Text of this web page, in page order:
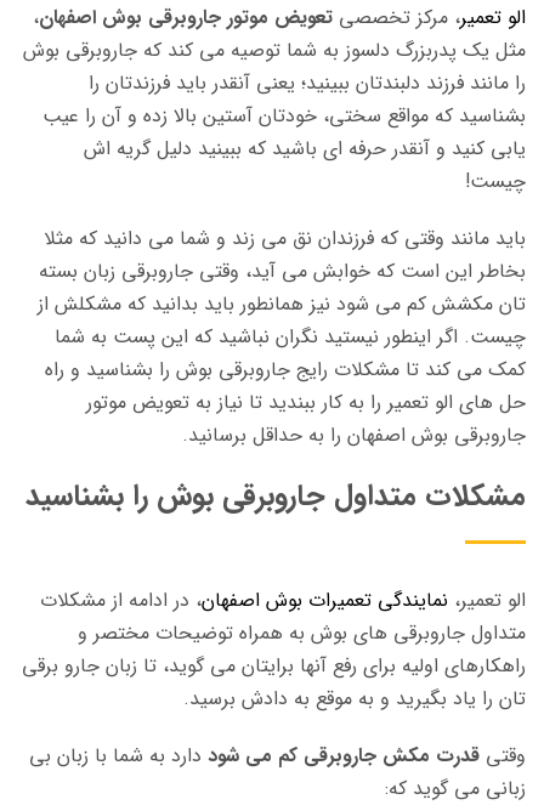
الو تعمیر، مرکز تخصصی تعویض موتور جاروبرقی بوش اصفهان،
مثل یک پدربزرگ دلسوز به شما توصیه می کند که جاروبرقی بوش
را مانند فرزند دلبندتان ببینید؛ یعنی آنقدر باید فرزندتان را
بشناسید که مواقع سختی، خودتان آستین بالا زده و آن را عیب
یابی کنید و آنقدر حرفه ای باشید که ببینید دلیل گریه اش
چیست!
باید مانند وقتی که فرزندان نق می زند و شما می دانید که مثلا
بخاطر این است که خوابش می آید، وقتی جاروبرقی زبان بسته
تان مکشش کم می شود نیز همانطور باید بدانید که مشکلش از
چیست. اگر اینطور نیستید نگران نباشید که این پست به شما
کمک می کند تا مشکلات رایج جاروبرقی بوش را بشناسید و راه
حل های الو تعمیر را به کار ببندید تا نیاز به تعویض موتور
جاروبرقی بوش اصفهان را به حداقل برسانید.
مشکلات متداول جاروبرقی بوش را بشناسید
الو تعمیر، نمایندگی تعمیرات بوش اصفهان، در ادامه از مشکلات
متداول جاروبرقی های بوش به همراه توضیحات مختصر و
راهکارهای اولیه برای رفع آنها برایتان می گوید، تا زبان جارو برقی
تان را یاد بگیرید و به موقع به دادش برسید.
وقتی قدرت مکش جاروبرقی کم می شود دارد به شما با زبان بی
زبانی می گوید که: